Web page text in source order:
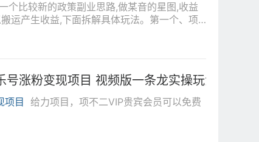
个比较新的政策副业思路,做某音的星图,收益
运产生收益,下面拆解具体玩法。第一个、项
号涨粉变现项目 视频版一条龙实操玩法（教程
项目
给力项目，项不二VIP贵宾会员可以免费